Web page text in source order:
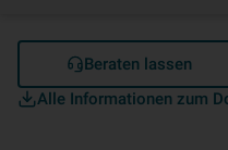
Alle Informationen zum
Beraten lassen